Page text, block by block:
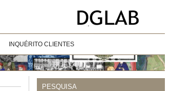
INQUÉRITO CLIENTES
PESQUISA